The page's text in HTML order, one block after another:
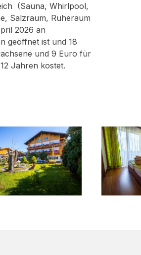
(Sauna, Whirlpool,
Salzraum, Ruheraum
2026 an
geöffnet ist und 18
und 9 Euro für
Jahren kostet.